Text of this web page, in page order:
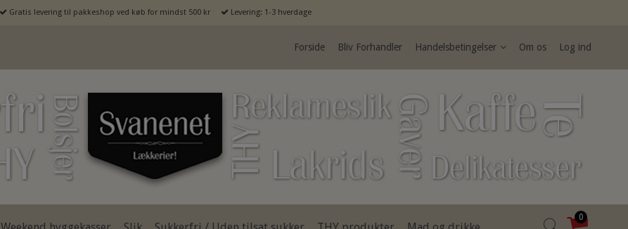
Gratis levering til pakkeshop ved køb for mindst 500 kr Levering: 1-3 hverdage
Forside Bliv Forhandler Handelsbetingelser Om os Log ind
0